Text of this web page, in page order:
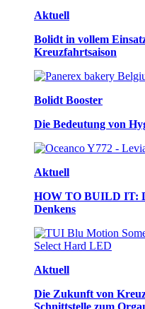
Aktuell
Bolidt in vollem
Kreuzfahrtsaison
Bolidt Booster
Die Bedeutung von
Aktuell
HOW TO BUILD IT:
Denkens
Aktuell
Die Zukunft von